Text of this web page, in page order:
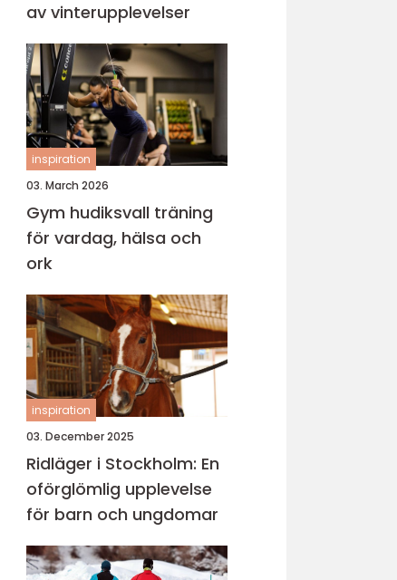
av vinterupplevelser
inspiration
03. March 2026
Gym hudiksvall träning
för vardag, hälsa och
ork
inspiration
03. December 2025
Ridläger i Stockholm: En
oförglömlig upplevelse
för barn och ungdomar